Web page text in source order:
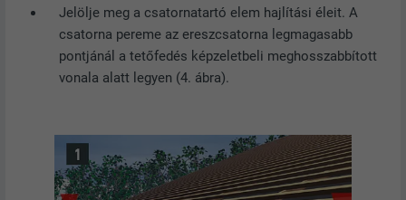
Jelölje meg a csatornatartó elem hajlítási éleit. A
csatorna pereme az ereszcsatorna legmagasabb
pontjánál a tetőfedés képzeletbeli meghosszabbított
vonala alatt legyen (4. ábra).